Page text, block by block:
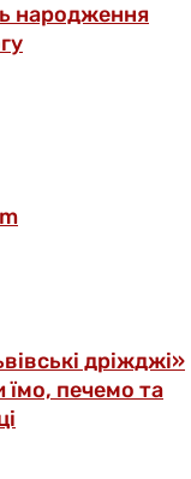
народження
дріжджі»
печемо та